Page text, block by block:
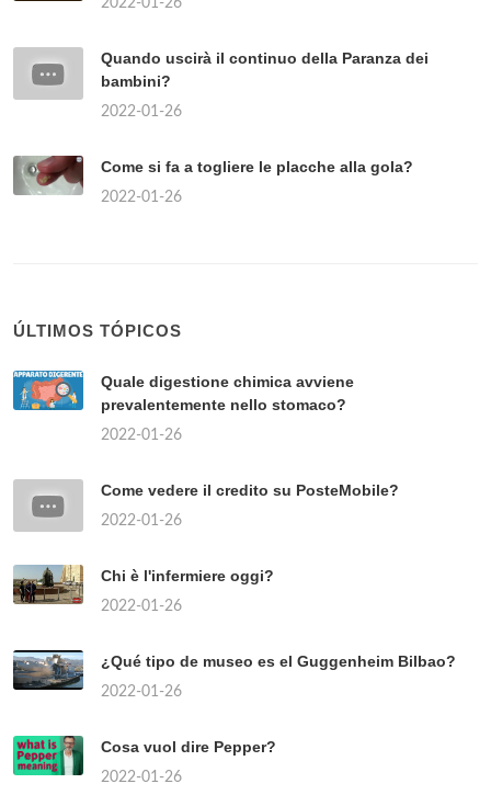
Quando uscirà il continuo della Paranza dei
bambini?
2022-01-26
Come si fa a togliere le placche alla gola?
2022-01-26
ÚLTIMOS TÓPICOS
Quale digestione chimica avviene
prevalentemente nello stomaco?
2022-01-26
Come vedere il credito su PosteMobile?
2022-01-26
Chi è l'infermiere oggi?
2022-01-26
¿Qué tipo de museo es el Guggenheim Bilbao?
2022-01-26
Cosa vuol dire Pepper?
2022-01-26